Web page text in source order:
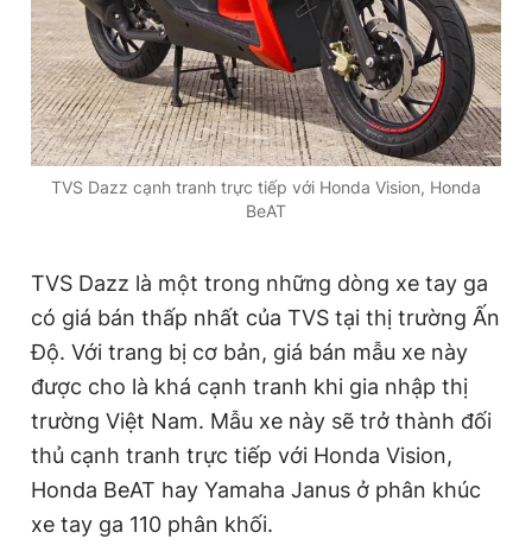
TVS Dazz cạnh tranh trực tiếp với Honda Vision, Honda
BeAT
TVS Dazz là một trong những dòng xe tay ga
có giá bán thấp nhất của TVS tại thị trường Ấn
Độ. Với trang bị cơ bản, giá bán mẫu xe này
được cho là khá cạnh tranh khi gia nhập thị
trường Việt Nam. Mẫu xe này sẽ trở thành đối
thủ cạnh tranh trực tiếp với Honda Vision,
Honda BeAT hay Yamaha Janus ở phân khúc
xe tay ga 110 phân khối.